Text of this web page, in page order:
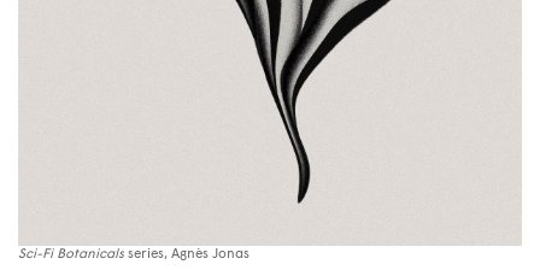
Sci-Fi Botanicals series, Agnès Jonas